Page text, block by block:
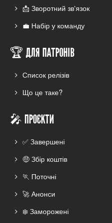
📩 Зворотний зв'язок
💼 Набір у команду
🏆 ДЛЯ ПАТРОНІВ
Список релізів
Що це таке?
🎤 ПРОЄКТИ
✅ Завершені
🤑 Збір коштів
🏃 Поточні
🚀 Анонси
❄️ Заморожені